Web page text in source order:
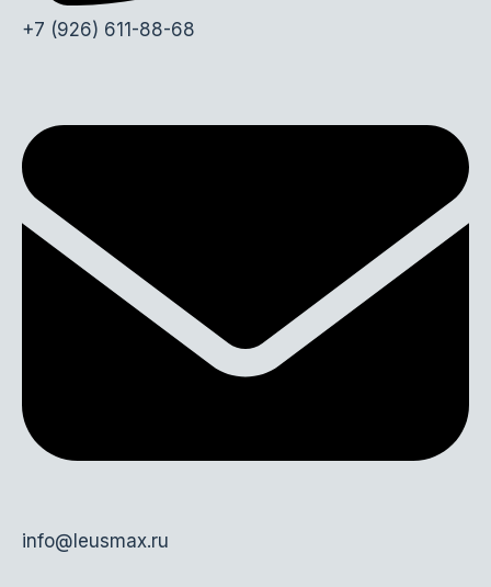
+7 (926) 611-88-68
info@leusmax.ru